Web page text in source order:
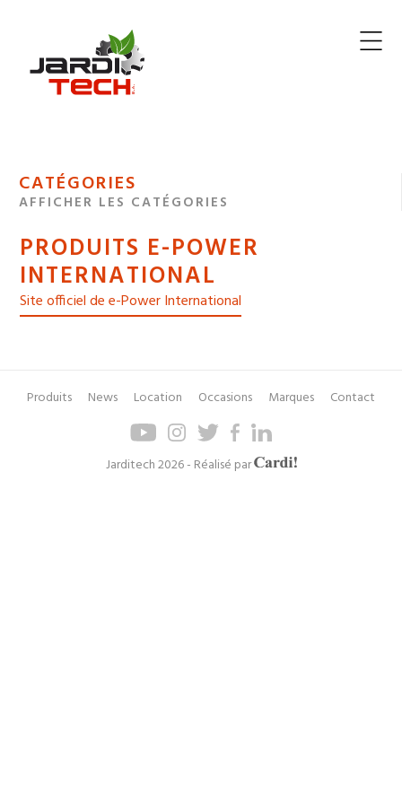
Jarditech
MENU
DE
DES
CATÉGORIES
AFFICHER LES CATÉGORIES
PRODUITS E-POWER
INTERNATIONAL
Site officiel de e-Power International
Pied
Menu
navigation
Produits News Location Occasions Marques Contact
Jarditech 2026 - Réalisé par
Axel